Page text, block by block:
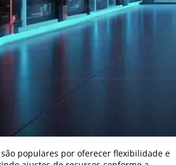
são populares por oferecer flexibilidade e